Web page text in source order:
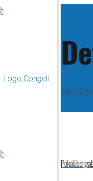
28/05/